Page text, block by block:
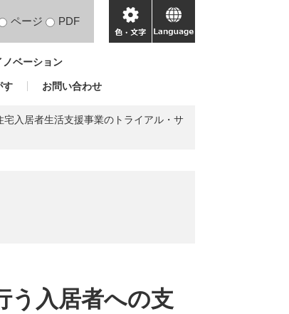
ページ PDF
色・
文
language
ノベーション
す お問い合わせ
入居者生活支援事業のトライアル・サ
う入居者への支